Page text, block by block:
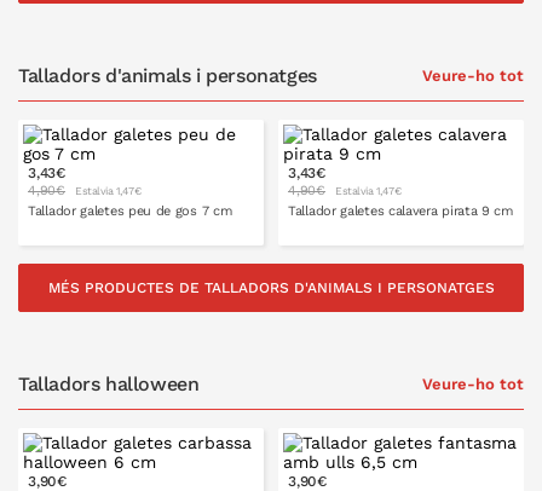
Talladors d'animals i personatges Veure-ho tot
3,43€
4,90€ Estalvia 1,47€
Tallador galetes peu de gos 7 cm
3,43€
4,90€ Estalvia 1,47€
Tallador galetes calavera pirata 9 cm
MÉS PRODUCTES DE TALLADORS D'ANIMALS I PERSONATGES
Talladors halloween Veure-ho tot
3,90€ 3,90€